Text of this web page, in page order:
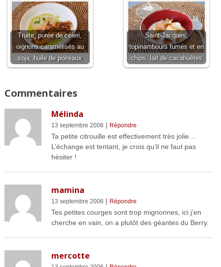
Truite, purée de céleri,
oignons caramélisés au
soja, huile de poireaux
Saint-Jacques,
topinambours fumés et en
chips, lait de cacahuètes
Commentaires
Mélinda
13 septembre 2006 | Répondre
Ta petite citrouille est effectivement très jolie…
L’échange est tentant, je crois qu’il ne faut pas
hésiter !
mamina
13 septembre 2006 | Répondre
Tes petites courges sont trop mignonnes, ici j’en
cherche en vain, on a plutôt des géantes du Berry.
mercotte